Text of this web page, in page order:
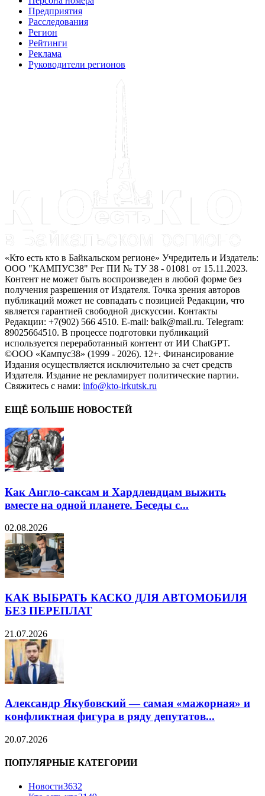
Предприятия
Расследования
Регион
Рейтинги
Реклама
Руководители регионов
«Кто есть кто в Байкальском регионе» Учредитель и Издатель:
ООО "КАМПУС38" Рег ПИ № ТУ 38 - 01081 от 15.11.2023.
Контент не может быть воспроизведен в любой форме без
получения разрешения от Издателя. Точка зрения авторов
публикаций может не совпадать с позицией Редакции, что
является гарантией свободной дискуссии. Контакты
Редакции: +7(902) 566 4510. E-mail: baik@mail.ru. Telegram:
89025664510. В процессе подготовки публикаций
используется переработанный контент от ИИ ChatGPT.
©ООО «Кампус38» (1999 - 2026). 12+. Финансирование
Издания осуществляется исключительно за счет средств
Издателя. Издание не рекламирует политические партии.
Свяжитесь с нами: info@kto-irkutsk.ru
ЕЩЁ БОЛЬШЕ НОВОСТЕЙ
Как Англо-саксам и Хардлендцам выжить
вместе на одной планете. Беседы с...
02.08.2026
КАК ВЫБРАТЬ КАСКО ДЛЯ АВТОМОБИЛЯ
БЕЗ ПЕРЕПЛАТ
21.07.2026
Александр Якубовский — самая «мажорная» и
конфликтная фигура в ряду депутатов...
20.07.2026
ПОПУЛЯРНЫЕ КАТЕГОРИИ
Новости3632